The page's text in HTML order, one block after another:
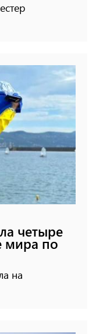
четыре
мира по
на